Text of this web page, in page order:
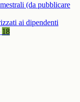
(da pubblicare
ai dipendenti
18